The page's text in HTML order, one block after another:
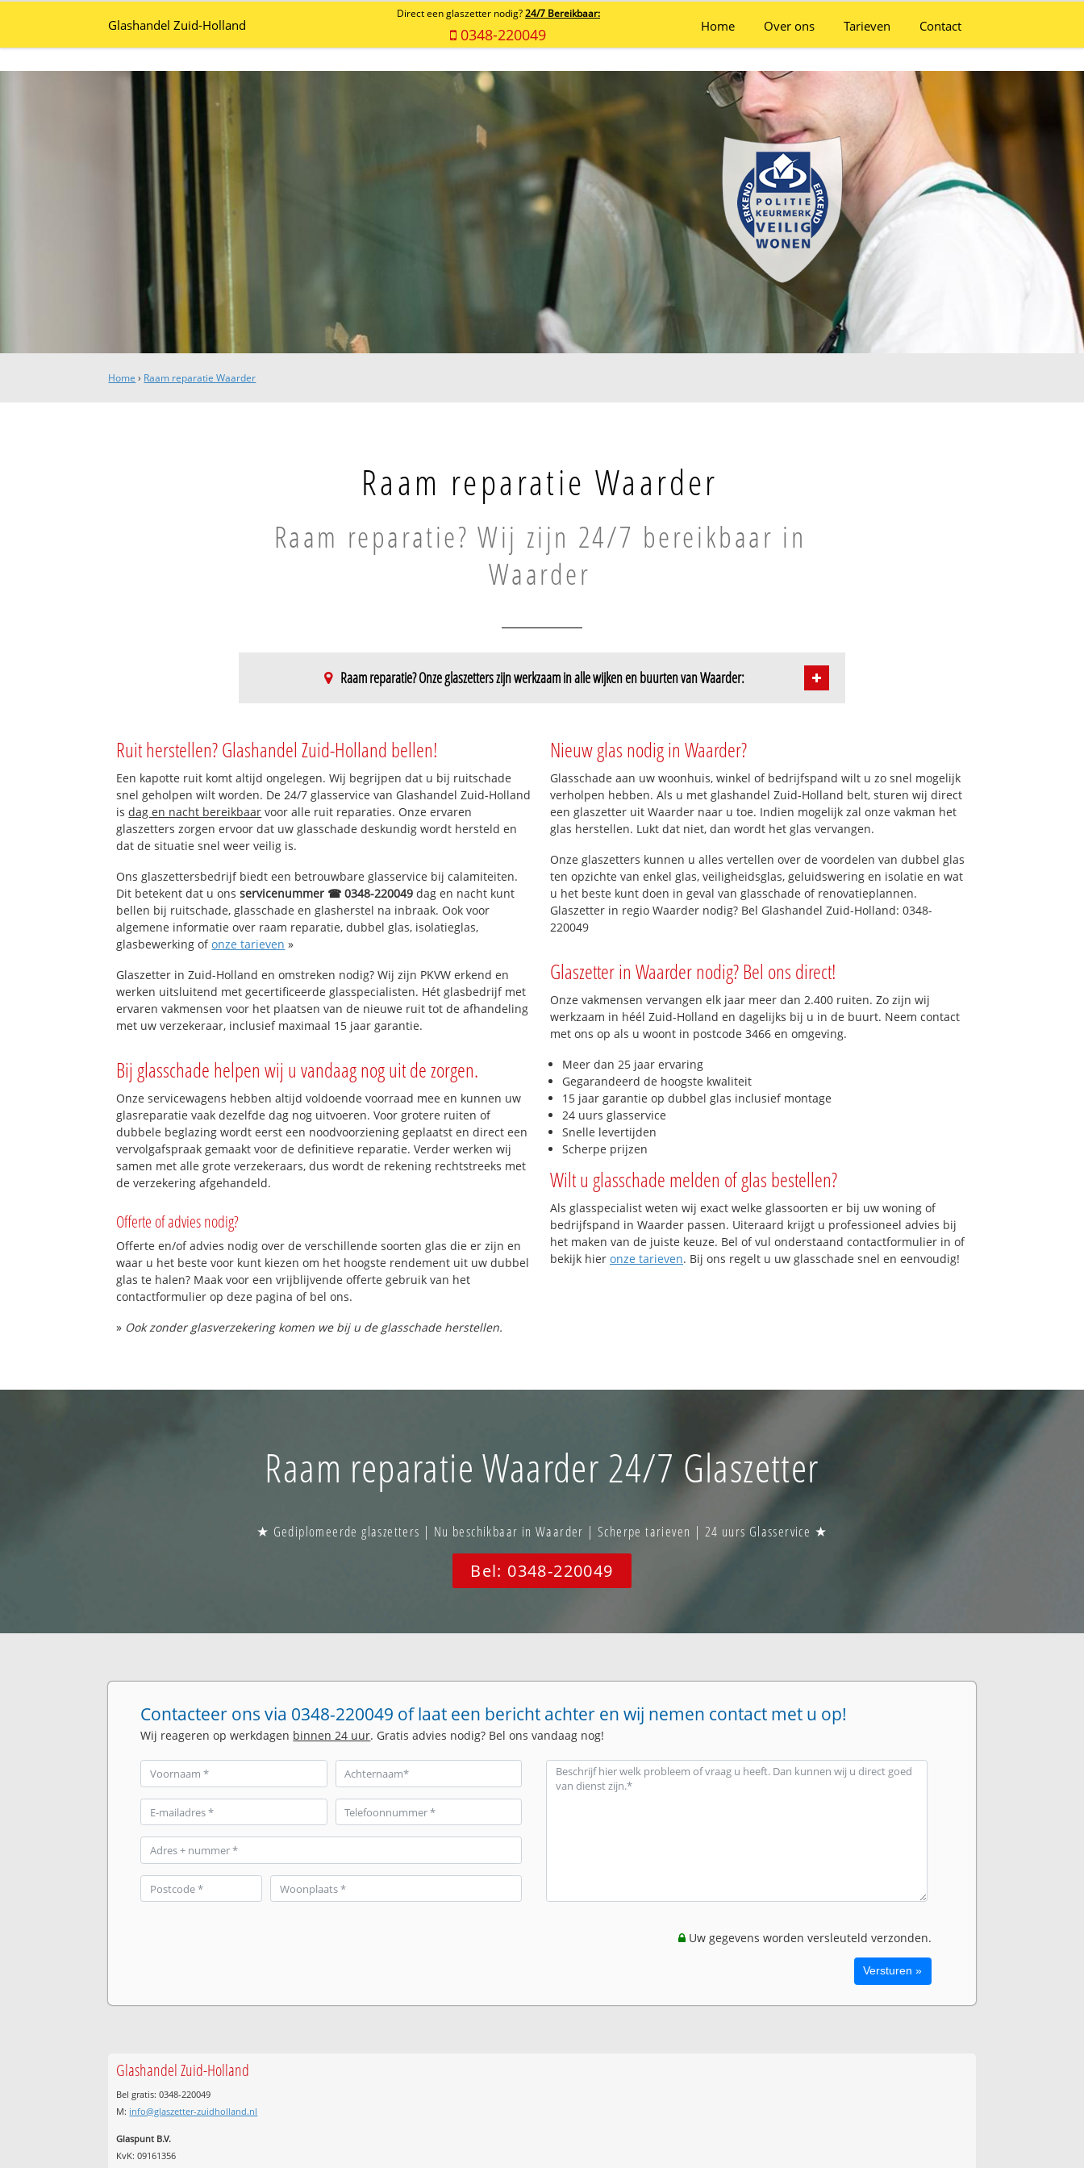
Glashandel Zuid-Holland
Direct een glaszetter nodig? 24/7 Bereikbaar:
0348-220049 Home Over ons Tarieven Contact
Home › Raam reparatie Waarder
Raam reparatie Waarder
Raam reparatie? Wij zijn 24/7 bereikbaar in
Waarder
Raam reparatie? Onze glaszetters zijn werkzaam in alle wijken en buurten van Waarder:
Westeinde
Oosteinde
Ruit herstellen? Glashandel Zuid-Holland bellen!
Een kapotte ruit komt altijd ongelegen. Wij begrijpen dat u bij ruitschade
snel geholpen wilt worden. De 24/7 glasservice van Glashandel Zuid-Holland
isdag en nacht bereikbaar voor alle ruit reparaties. Onze ervaren
glaszetters zorgen ervoor dat uw glasschade deskundig wordt hersteld en
dat de situatie snel weer veilig is.
Ons glaszettersbedrijf biedt een betrouwbare glasservice bij calamiteiten.
Dit betekent dat u onsservicenummer ☎ 0348-220049 dag en nacht kunt
bellen bij ruitschade, glasschade en glasherstel na inbraak. Ook voor
algemene informatie over raam reparatie, dubbel glas, isolatieglas,
glasbewerking ofonze tarieven »
Glaszetter in Zuid-Holland en omstreken nodig? Wij zijn PKVW erkend en
werken uitsluitend met gecertificeerde glasspecialisten. Hét glasbedrijf met
ervaren vakmensen voor het plaatsen van de nieuwe ruit tot de afhandeling
met uw verzekeraar, inclusief maximaal 15 jaar garantie.
Bij glasschade helpen wij u vandaag nog uit de zorgen.
Onze servicewagens hebben altijd voldoende voorraad mee en kunnen uw
glasreparatie vaak dezelfde dag nog uitvoeren. Voor grotere ruiten of
dubbele beglazing wordt eerst een noodvoorziening geplaatst en direct een
vervolgafspraak gemaakt voor de definitieve reparatie. Verder werken wij
samen met alle grote verzekeraars, dus wordt de rekening rechtstreeks met
de verzekering afgehandeld.
Offerte of advies nodig?
Offerte en/of advies nodig over de verschillende soorten glas die er zijn en
waar u het beste voor kunt kiezen om het hoogste rendement uit uw dubbel
glas te halen? Maak voor een vrijblijvende offerte gebruik van het
contactformulier op deze pagina of bel ons.
» Ook zonder glasverzekering komen we bij u de glasschade herstellen.
Nieuw glas nodig in Waarder?
Glasschade aan uw woonhuis, winkel of bedrijfspand wilt u zo snel mogelijk
verholpen hebben. Als u met glashandel Zuid-Holland belt, sturen wij direct
een glaszetter uit Waarder naar u toe. Indien mogelijk zal onze vakman het
glas herstellen. Lukt dat niet, dan wordt het glas vervangen.
Onze glaszetters kunnen u alles vertellen over de voordelen van dubbel glas
ten opzichte van enkel glas, veiligheidsglas, geluidswering en isolatie en wat
u het beste kunt doen in geval van glasschade of renovatieplannen.
Glaszetter in regio Waarder nodig? Bel Glashandel Zuid-Holland: 0348-
220049
Glaszetter in Waarder nodig? Bel ons direct!
Onze vakmensen vervangen elk jaar meer dan 2.400 ruiten. Zo zijn wij
werkzaam in héél Zuid-Holland en dagelijks bij u in de buurt. Neem contact
met ons op als u woont in postcode 3466 en omgeving.
Meer dan 25 jaar ervaring
Gegarandeerd de hoogste kwaliteit
15 jaar garantie op dubbel glas inclusief montage
24 uurs glasservice
Snelle levertijden
Scherpe prijzen
Wilt u glasschade melden of glas bestellen?
Als glasspecialist weten wij exact welke glassoorten er bij uw woning of
bedrijfspand in Waarder passen. Uiteraard krijgt u professioneel advies bij
het maken van de juiste keuze. Bel of vul onderstaand contactformulier in of
bekijk hier onze tarieven. Bij ons regelt u uw glasschade snel en eenvoudig!
Raam reparatie Waarder 24/7 Glaszetter
★ Gediplomeerde glaszetters | Nu beschikbaar in Waarder | Scherpe tarieven | 24 uurs Glasservice ★
Bel: 0348-220049
Contacteer ons via 0348-220049 of laat een bericht achter en wij nemen contact met u op!
Wij reageren op werkdagen binnen 24 uur. Gratis advies nodig? Bel ons vandaag nog!
Uw gegevens worden versleuteld verzonden.
Glashandel Zuid-Holland
Bel gratis: 0348-220049
M: info@glaszetter-zuidholland.nl
Glaspunt B.V.
KvK: 09161356